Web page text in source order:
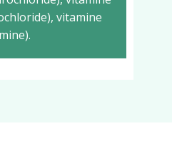
vitamine